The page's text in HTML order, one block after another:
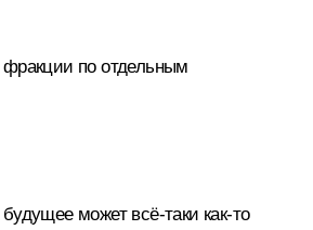
по отдельным
может всё‑таки как‑то